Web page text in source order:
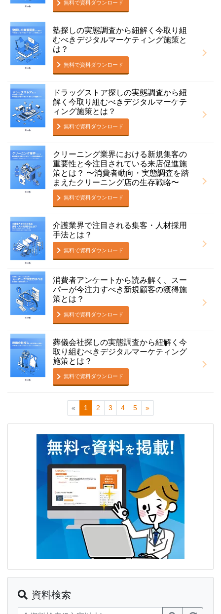
無料で資料ダウンロード
塾探しの実態調査から紐解く今取り組
むべきデジタルマーケティング施策と
は？
無料で資料ダウンロード
ドラッグストア探しの実態調査から紐
解く今取り組むべきデジタルマーケテ
ィング施策とは？
無料で資料ダウンロード
クリーニング業界における新規集客の
重要性と今注⽬されている来店促進施
策とは？ 〜消費者動向・実態調査を踏
まえたクリーニング店の⽣存戦略〜
無料で資料ダウンロード
介護業界で注目される集客・人材採用
手法とは？
無料で資料ダウンロード
消費者アンケートから読み解く、スー
パーが今注力すべき新規顧客の獲得施
策とは？
無料で資料ダウンロード
葬儀会社探しの実態調査から紐解く今
取り組むべきデジタルマーケティング
施策とは？
無料で資料ダウンロード
« 1 2 3 4 5 »
資料検索